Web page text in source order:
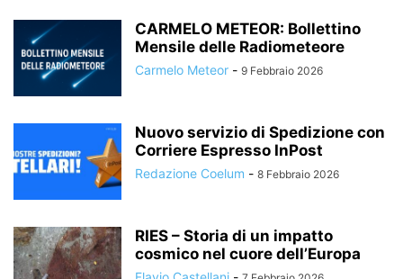
CARMELO METEOR: Bollettino
Mensile delle Radiometeore
Carmelo Meteor - 9 Febbraio 2026
Nuovo servizio di Spedizione con
Corriere Espresso InPost
Redazione Coelum - 8 Febbraio 2026
RIES – Storia di un impatto
cosmico nel cuore dell’Europa